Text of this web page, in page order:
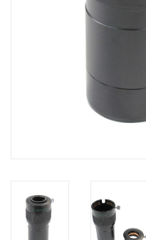
Zonnewaarneming
Cadeaubonnen